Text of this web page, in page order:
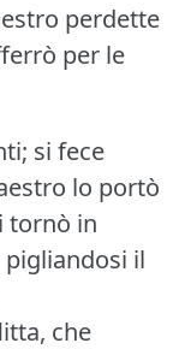
perdette
per le
si fece
lo portò
tornò in
pigliandosi il
che